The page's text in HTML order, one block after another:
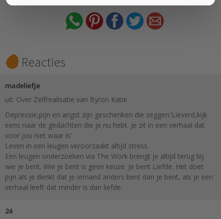
Reacties
madeliefje
uit: Over Zelfrealisatie van Byron Katie
Depressie,pijn en angst zijn geschenken die zeggen:’Lieverd,kijk
eens naar de gedachten die je nu hebt. Je zit in een verhaal dat
voor jou niet waar is’.
Leven in een leugen veroorzaakt altijd stress.
Een leugen onderzoeken via The Work brengt je altijd terug bij
wie je bent. Wie je bent is geen keuze. Je bent Liefde. Het doet
pijn als je denkt dat je iemand anders bent dan je bent, als je een
verhaal leeft dat minder is dan liefde.
24